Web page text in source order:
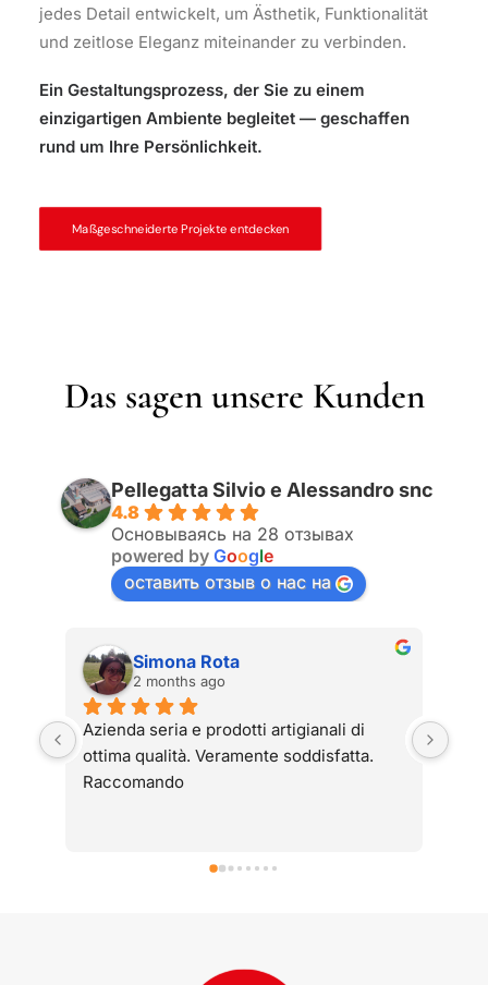
jedes Detail entwickelt, um Ästhetik, Funktionalität
und zeitlose Eleganz miteinander zu verbinden.
Ein Gestaltungsprozess, der Sie zu einem
einzigartigen Ambiente begleitet — geschaffen
rund um Ihre Persönlichkeit.
Maßgeschneiderte Projekte entdecken
Das sagen unsere Kunden
Pellegatta Silvio e Alessandro snc
4.8
Основываясь на 28 отзывах
powered by Google
оставить отзыв о нас на
Simona Rota
2 months ago
Azienda seria e prodotti artigianali di
ottima qualità. Veramente soddisfatta.
Raccomando